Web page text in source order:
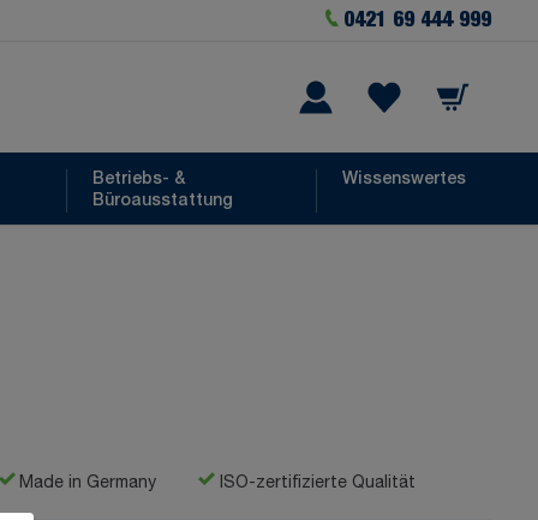
0421 69 444 999
Warenkorb
Betriebs- &
Büroausstattung
Wissenswertes
Made in Germany ISO-zertifizierte Qualität